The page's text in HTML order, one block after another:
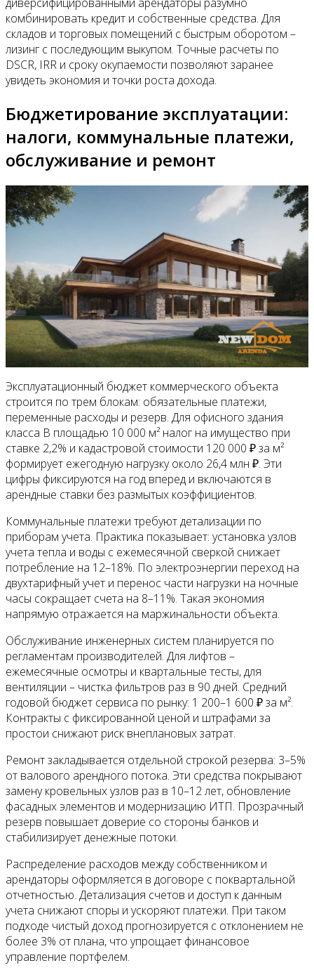
комбинировать кредит и собственные средства. Для
складов и торговых помещений с быстрым оборотом –
лизинг с последующим выкупом. Точные расчеты по
DSCR, IRR и сроку окупаемости позволяют заранее
увидеть экономия и точки роста дохода.
Бюджетирование эксплуатации:
налоги, коммунальные платежи,
обслуживание и ремонт
Эксплуатационный бюджет коммерческого объекта
строится по трем блокам: обязательные платежи,
переменные расходы и резерв. Для офисного здания
класса B площадью 10 000 м² налог на имущество при
ставке 2,2% и кадастровой стоимости 120 000 ₽ за м²
формирует ежегодную нагрузку около 26,4 млн ₽. Эти
цифры фиксируются на год вперед и включаются в
арендные ставки без размытых коэффициентов.
Коммунальные платежи требуют детализации по
приборам учета. Практика показывает: установка узлов
учета тепла и воды с ежемесячной сверкой снижает
потребление на 12–18%. По электроэнергии переход на
двухтарифный учет и перенос части нагрузки на ночные
часы сокращает счета на 8–11%. Такая экономия
напрямую отражается на маржинальности объекта.
Обслуживание инженерных систем планируется по
регламентам производителей. Для лифтов –
ежемесячные осмотры и квартальные тесты, для
вентиляции – чистка фильтров раз в 90 дней. Средний
годовой бюджет сервиса по рынку: 1 200–1 600 ₽ за м².
Контракты с фиксированной ценой и штрафами за
простои снижают риск внеплановых затрат.
Ремонт закладывается отдельной строкой резерва: 3–5%
от валового арендного потока. Эти средства покрывают
замену кровельных узлов раз в 10–12 лет, обновление
фасадных элементов и модернизацию ИТП. Прозрачный
резерв повышает доверие со стороны банков и
стабилизирует денежные потоки.
Распределение расходов между собственником и
арендаторы оформляется в договоре с поквартальной
отчетностью. Детализация счетов и доступ к данным
учета снижают споры и ускоряют платежи. При таком
подходе чистый доход прогнозируется с отклонением не
более 3% от плана, что упрощает финансовое
управление портфелем.